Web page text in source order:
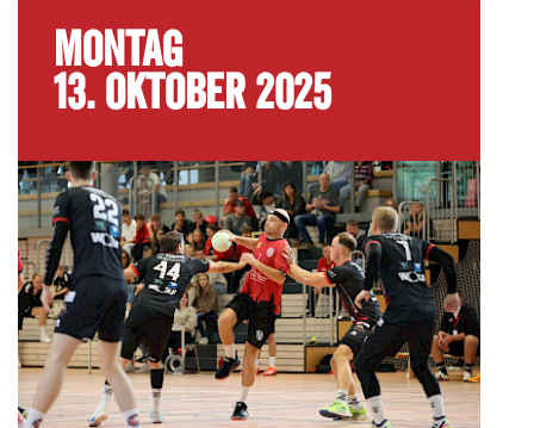
MONTAG
13. OKTOBER 2025